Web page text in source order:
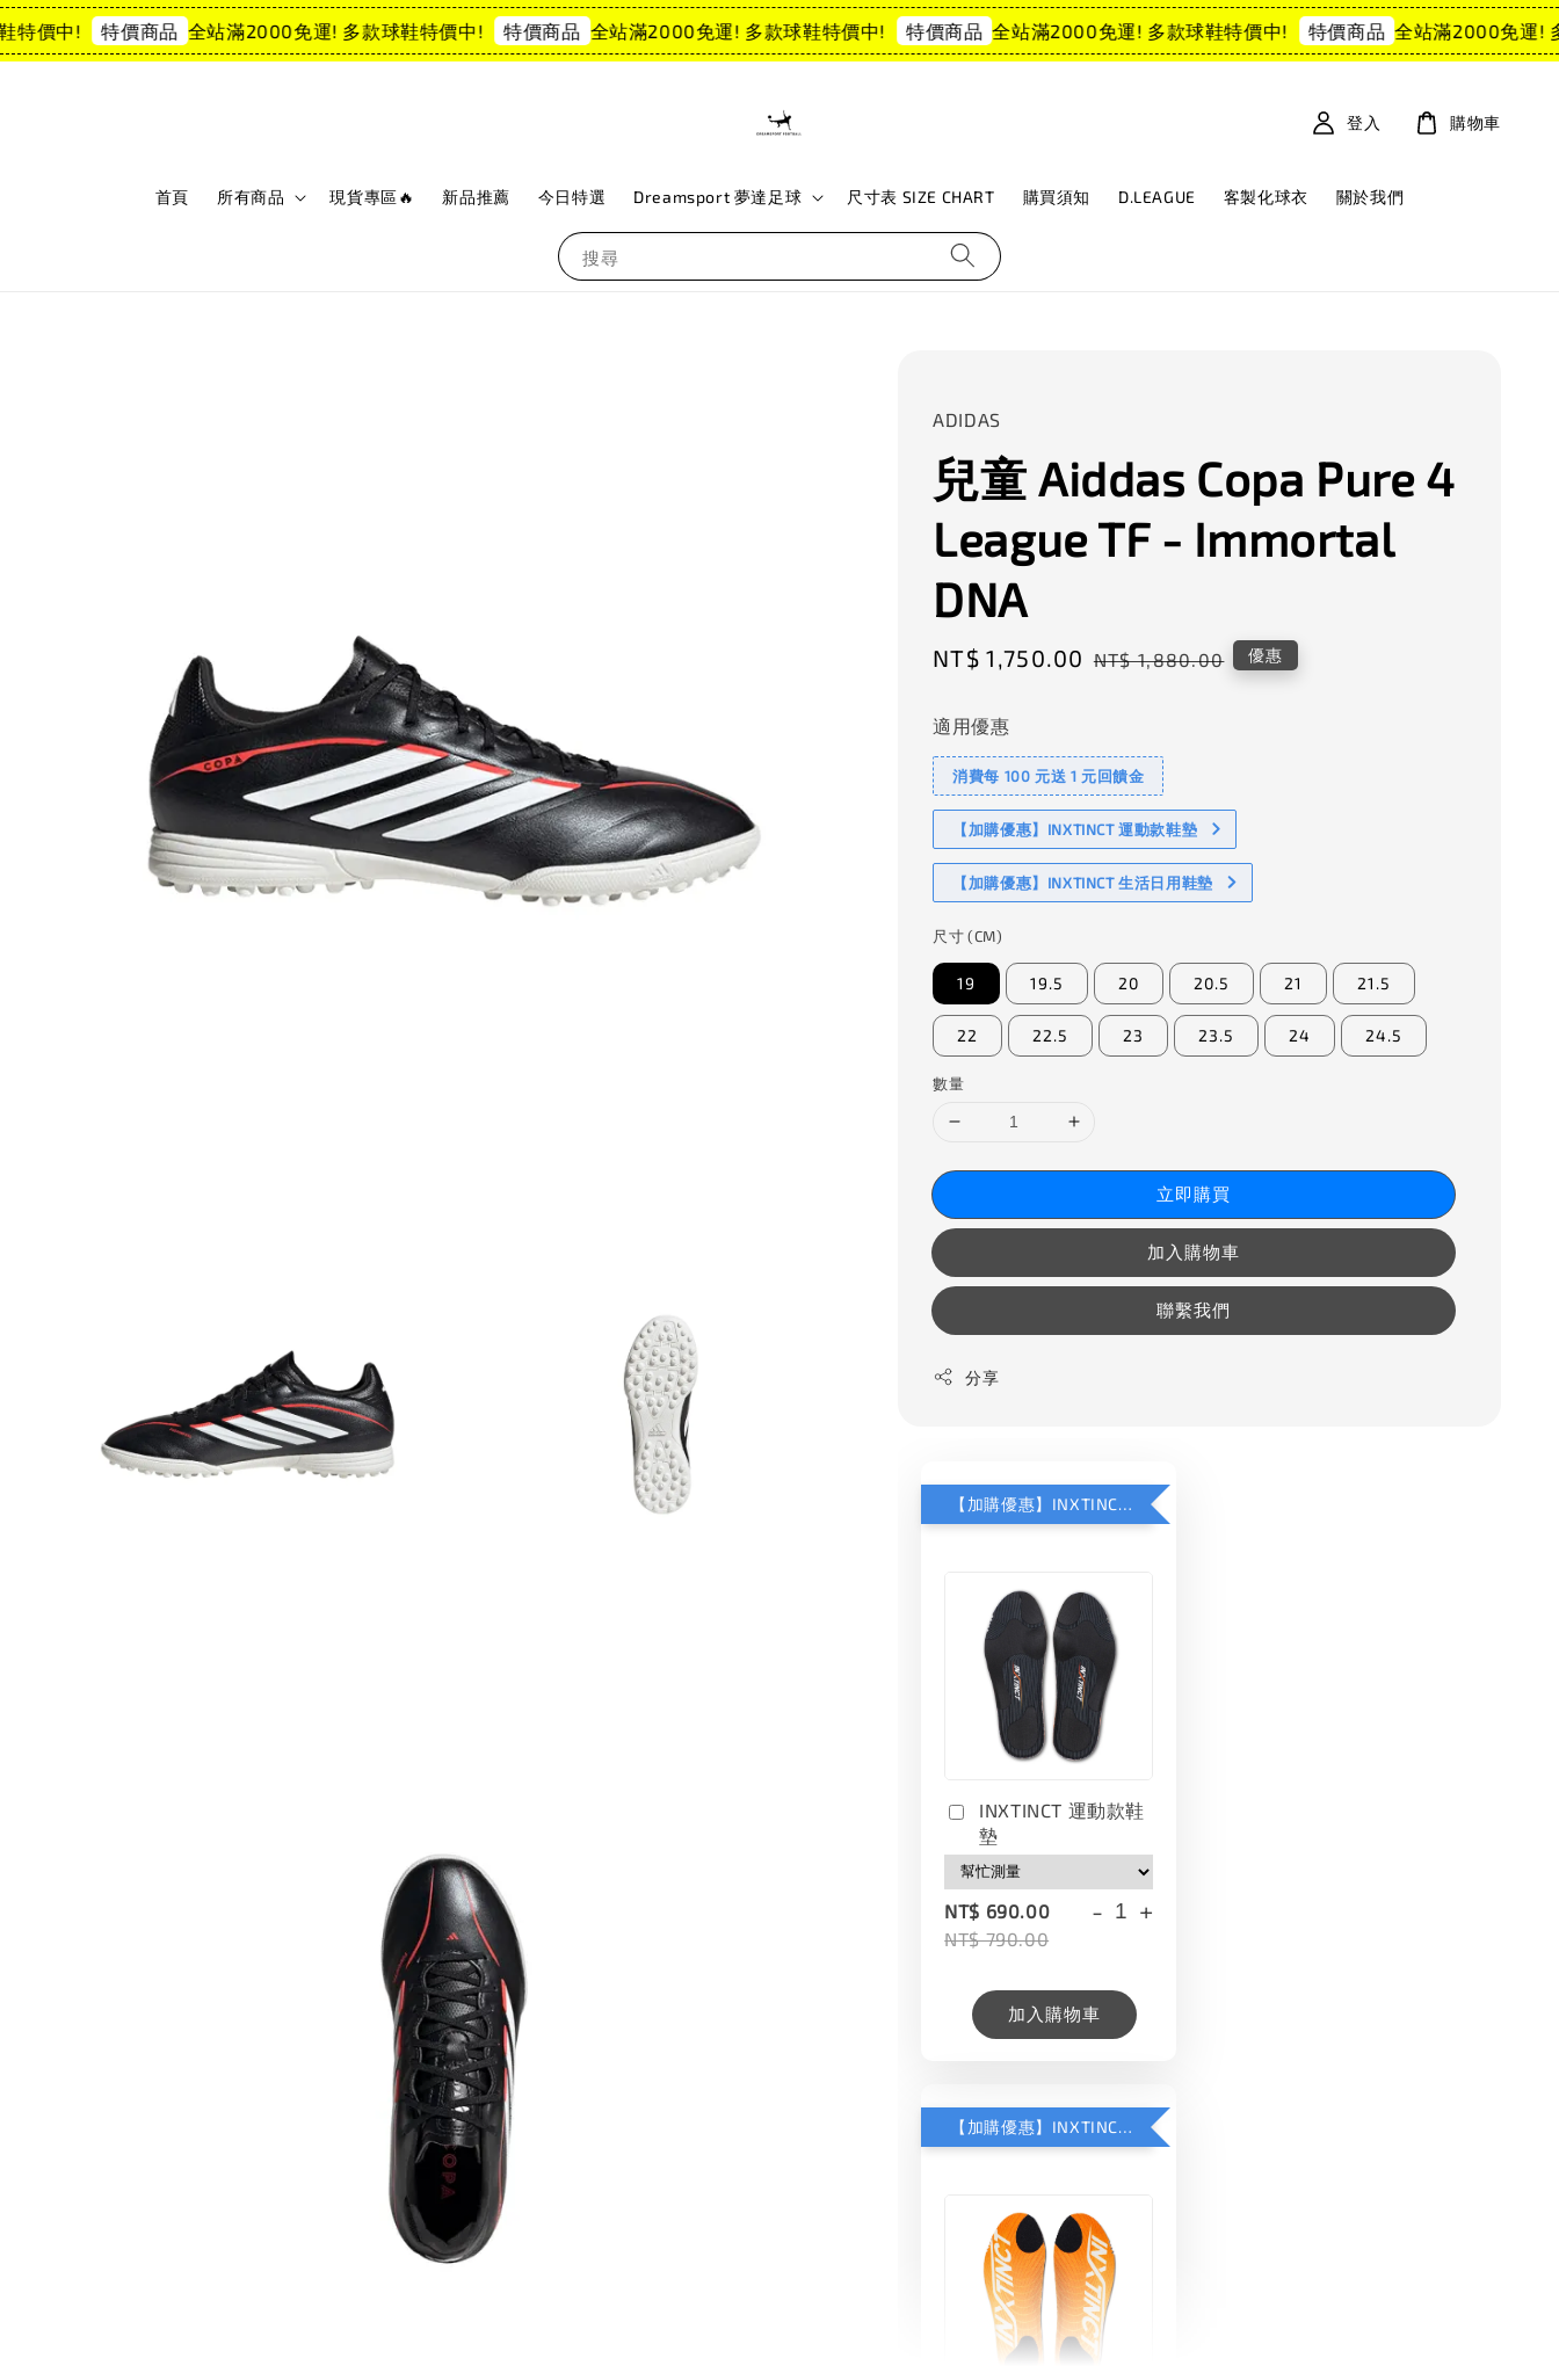
價中! 特價商品 全站滿2000免運! 多款球鞋特價中! 特價商品 全站滿2000免運! 多款球鞋特價中! 特價商品 全站滿2000免運! 多款球鞋特價中! 特價商品 全站滿2000免運! 多
搜尋
首頁 所有商品 現貨專區🔥 新品推薦 今日特選 Dreamsport 夢達足球 尺寸表 SIZE CHART 購買須知 D.LEAGUE 客製化球衣 關於我們
登入 購物車
ADIDAS
兒童 Aiddas Copa Pure 4
League TF - Immortal
DNA
Sale
NT$ 1,750.00 Regular
NT$ 1,880.00 優惠
適用優惠
消費每 100 元送 1 元回饋金
【加購優惠】INXTINCT 運動款鞋墊
【加購優惠】INXTINCT 生活日用鞋墊
尺寸 (CM)
19 19.5 20 20.5 21 21.5
22 22.5 23 23.5 24 24.5
數量
立即購買
加入購物車
聯繫我們
分享
【加購優惠】INXTINCT 運動款鞋墊
INXTINCT 運動款鞋
墊
NT$ 690.00
NT$ 790.00
- +
加入購物車
【加購優惠】INXTINCT 生活日用鞋墊